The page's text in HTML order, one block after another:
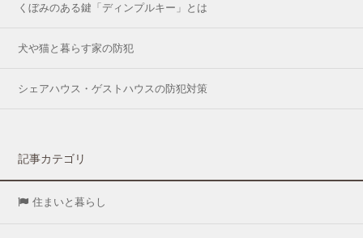
くぼみのある鍵「ディンプルキー」とは
犬や猫と暮らす家の防犯
シェアハウス・ゲストハウスの防犯対策
記事カテゴリ
住まいと暮らし